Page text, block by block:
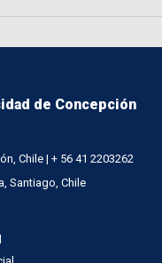
de Concepción
Chile | + 56 41 2203262
Santiago, Chile